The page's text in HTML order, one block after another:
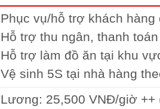
Phục vụ/hỗ trợ khách
Hỗ trợ thu ngân, thanh
Hỗ trợ làm đồ ăn tại khu
Vệ sinh 5S tại nhà hàng
Lương: 25,500 VNĐ/giờ